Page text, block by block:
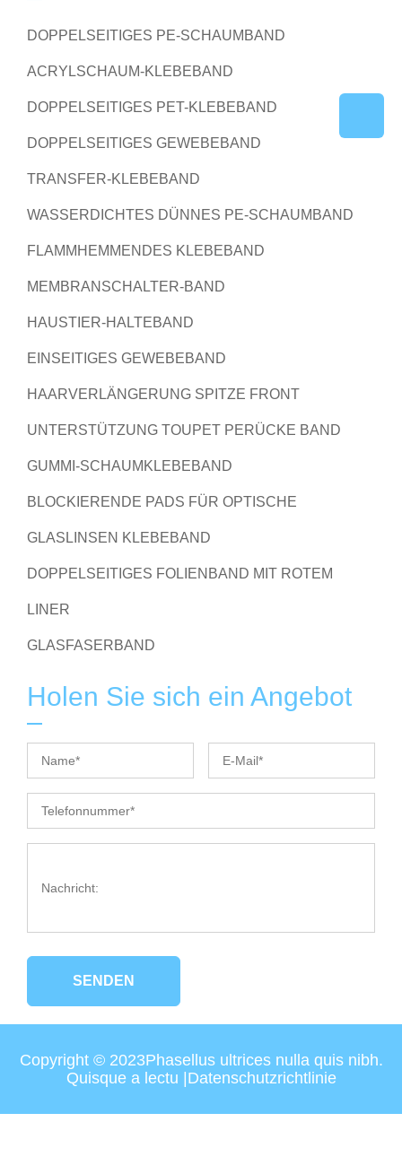
DOPPELSEITIGES PE-SCHAUMBAND
ACRYLSCHAUM-KLEBEBAND
DOPPELSEITIGES PET-KLEBEBAND
DOPPELSEITIGES GEWEBEBAND
TRANSFER-KLEBEBAND
WASSERDICHTES DÜNNES PE-SCHAUMBAND
FLAMMHEMMENDES KLEBEBAND
MEMBRANSCHALTER-BAND
HAUSTIER-HALTEBAND
EINSEITIGES GEWEBEBAND
HAARVERLÄNGERUNG SPITZE FRONT
UNTERSTÜTZUNG TOUPET PERÜCKE BAND
GUMMI-SCHAUMKLEBEBAND
BLOCKIERENDE PADS FÜR OPTISCHE
GLASLINSEN KLEBEBAND
DOPPELSEITIGES FOLIENBAND MIT ROTEM
LINER
GLASFASERBAND
Holen Sie sich ein Angebot
SENDEN
Copyright © 2023Phasellus ultrices nulla quis nibh.
Quisque a lectu | Datenschutzrichtlinie